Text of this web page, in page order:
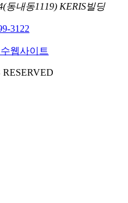
동내동1119) KERIS빌딩
3122